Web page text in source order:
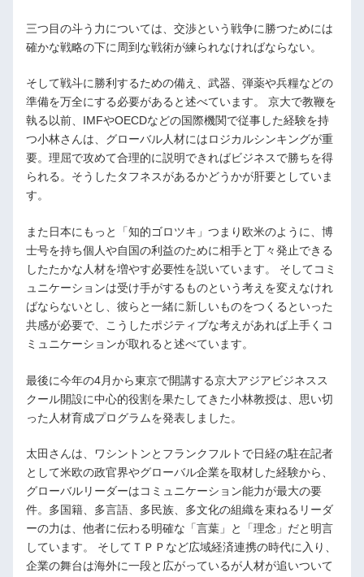
三つ目の斗う力については、交渉という戦争に勝つためには
確かな戦略の下に周到な戦術が練られなければならない。
そして戦斗に勝利するための備え、武器、弾薬や兵糧などの
準備を万全にする必要があると述べています。 京大で教鞭を
執る以前、IMFやOECDなどの国際機関で従事した経験を持
つ小林さんは、グローバル人材にはロジカルシンキングが重
要。理屈で攻めて合理的に説明できればビジネスで勝ちを得
られる。そうしたタフネスがあるかどうかが肝要としていま
す。
また日本にもっと「知的ゴロツキ」つまり欧米のように、博
士号を持ち個人や自国の利益のために相手と丁々発止できる
したたかな人材を増やす必要性を説いています。 そしてコミ
ュニケーションは受け手がするものという考えを変えなけれ
ばならないとし、彼らと一緒に新しいものをつくるといった
共感が必要で、こうしたポジティブな考えがあれば上手くコ
ミュニケーションが取れると述べています。
最後に今年の4月から東京で開講する京大アジアビジネスス
クール開設に中心的役割を果たしてきた小林教授は、思い切
った人材育成プログラムを発表しました。
太田さんは、ワシントンとフランクフルトで日経の駐在記者
として米欧の政官界やグローバル企業を取材した経験から、
グローバルリーダーはコミュニケーション能力が最大の要
件。多国籍、多言語、多民族、多文化の組織を束ねるリーダ
ーの力は、他者に伝わる明確な「言葉」と「理念」だと明言
しています。 そしてＴＰＰなど広域経済連携の時代に入り、
企業の舞台は海外に一段と広がっているが人材が追いついて